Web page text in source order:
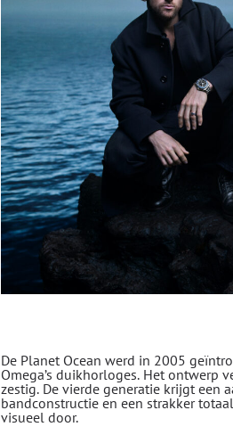
De Planet Ocean werd in 2005
Omega’s duikhorloges. Het ontwerp
zestig. De vierde generatie krijgt een
bandconstructie en een strakker
visueel door.